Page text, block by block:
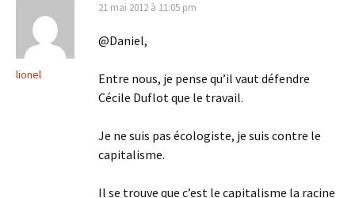
lionel
21 mai 2012 à 11:05 pm
@Daniel,
Entre nous, je pense qu’il vaut défendre
Cécile Duflot que le travail.
Je ne suis pas écologiste, je suis contre le
capitalisme.
Il se trouve que c’est le capitalisme la racine